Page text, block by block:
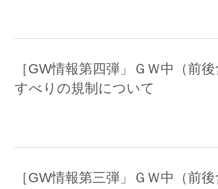
［GW情報第四弾」ＧＷ中（前
すべりの規制について
［GW情報第三弾」ＧＷ中（前